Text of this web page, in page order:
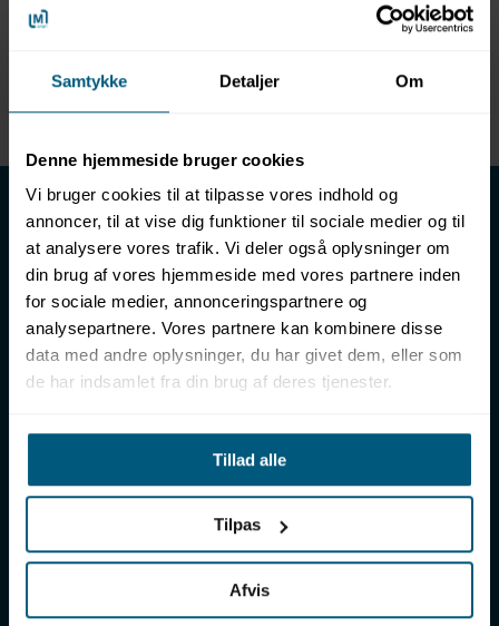
Samtykke Detaljer Om
Denne hjemmeside bruger cookies
Vi bruger cookies til at tilpasse vores indhold og
annoncer, til at vise dig funktioner til sociale medier og til
at analysere vores trafik. Vi deler også oplysninger om
din brug af vores hjemmeside med vores partnere inden
for sociale medier, annonceringspartnere og
analysepartnere. Vores partnere kan kombinere disse
data med andre oplysninger, du har givet dem, eller som
de har indsamlet fra din brug af deres tjenester.
Tillad alle
Tilpas
Afvis
Enhed
LML SPORT - Alt til vand
LML SPORT er en engrosforhandler af alt til vand. Vores
sortiment omfatter f.eks. badetøj, svømmeudstyr, udstyr til
vandleg og vandsport, vandbehandling og teknik samt inventar
til vådrum, sauna & spa. Vores kunder er bl.a. svømmehaller,
badelande, friluftsbade, campingpladser, feriecentre,
idrætshaller og skoler. Vælg os som din leverandør, fordi vi har
over 50 års erfaring i branchen og tilbyder den højeste
info@lml-sport.dk